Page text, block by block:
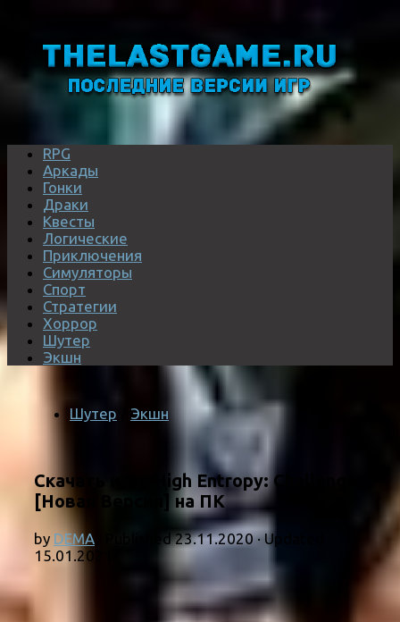
RPG
Аркады
Гонки
Драки
Квесты
Логические
Приключения
Симуляторы
Спорт
Стратегии
Хоррор
Шутер
Экшн
Шутер Экшн
Скачать игру High Entropy: Challenges
[Новая Версия] на ПК
by DEMA · Published23.11.2020· Updated
15.01.2021